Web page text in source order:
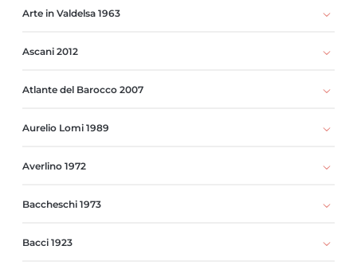
Arte in Valdelsa 1963
Ascani 2012
Atlante del Barocco 2007
Aurelio Lomi 1989
Averlino 1972
Baccheschi 1973
Bacci 1923